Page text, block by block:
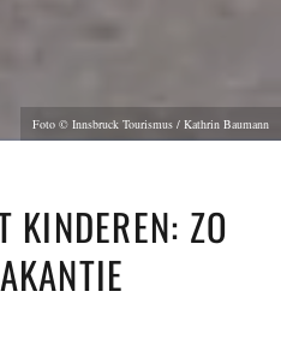
Foto © Innsbruck Tourismus / Kathrin Baumann
KINDEREN: ZO